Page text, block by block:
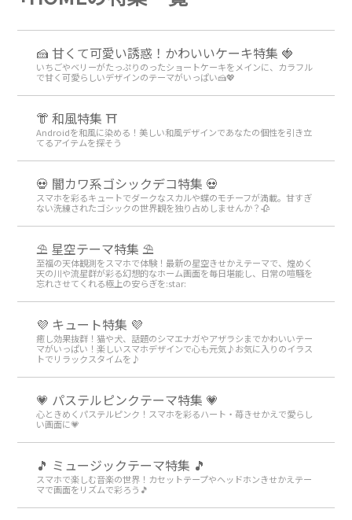
🍰 甘くて可愛い誘惑！かわいいケーキ特集 🍓
いちごやベリーがたっぷりのったショートケーキをメインに、カラフル
で甘く可愛らしいデザインのテーマがいっぱい🍰💖
👘 和風特集 ⛩
Androidを和風に染める！美しい和風デザインであなたの個性を引き立
てるアイテムを探そう
💀 闇カワ系ゴシックデコ特集 💀
スマホを彩るキュートでダークなスカルや蝶のモチーフが満載。甘すぎ
ない洗練されたゴシックの世界観を独り占めしませんか？🥀
⛱️ 星空テーマ特集 ⛱️
至福の天体観測をスマホで体験！最新の星空きせかえテーマで、煌めく
天の川や流星群が彩る幻想的なホーム画面を毎日堪能し、日常の喧騒を
忘れさせてくれる極上の安らぎを:star:️
💜 キュート特集 💜
癒し効果抜群！猫や犬、話題のシマエナガやアザラシまでかわいいテー
マがいっぱい！楽しいスマホデザインで心も元気♪お気に入りのイラス
トでリラックスタイムを♪
💗 パステルピンクテーマ特集 💗
心ときめくパステルピンク！スマホを彩るハート・苺きせかえで愛らし
い画面に💗
🎵 ミュージックテーマ特集 🎵
スマホで楽しむ音楽の世界！カセットテープやヘッドホンきせかえテー
マで画面をリズムで彩ろう🎵